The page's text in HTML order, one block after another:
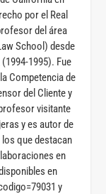
por el Real
del área
School) desde
1995). Fue
Competencia de
del Cliente y
visitante
y es autor de
que destacan
en
en
y